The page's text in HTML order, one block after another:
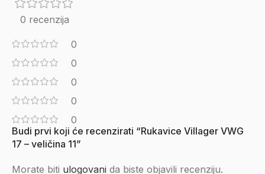
0 recenzija
0
0
0
0
0
Budi prvi koji će recenzirati “Rukavice Villager VWG
17 – veličina 11”
Morate biti ulogovani da biste objavili recenziju.